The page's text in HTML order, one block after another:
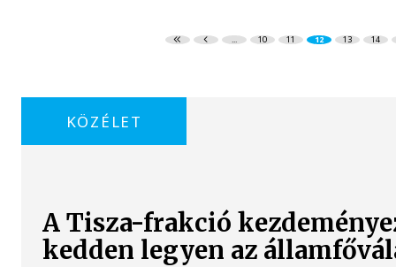
... 10 11 12 13 14
KÖZÉLET
A Tisza-frakció
kedden legyen az